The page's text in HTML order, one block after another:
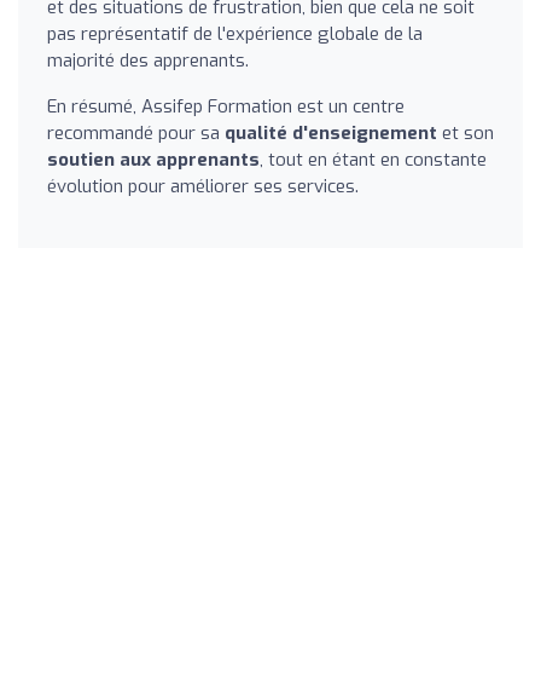
et des situations de frustration, bien que cela ne soit
pas représentatif de l'expérience globale de la
majorité des apprenants.
En résumé, Assifep Formation est un centre
recommandé pour sa qualité d'enseignement et son
soutien aux apprenants, tout en étant en constante
évolution pour améliorer ses services.